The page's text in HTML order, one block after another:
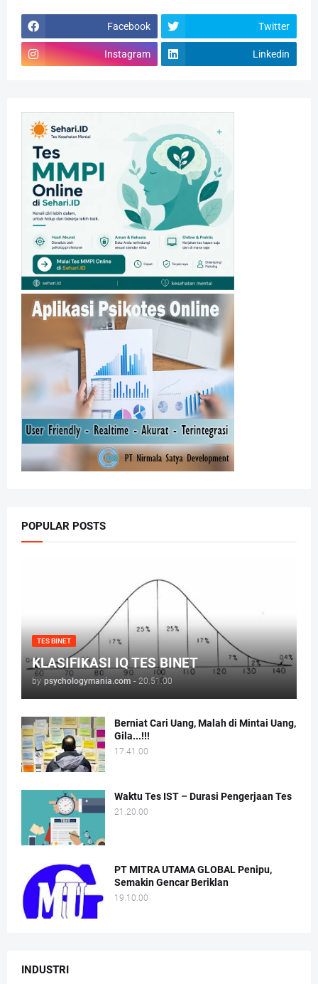
Facebook Twitter
Instagram Linkedin
POPULAR POSTS
TES BINET
KLASIFIKASI IQ TES BINET
by psychologymania.com - 20.51.00
Berniat Cari Uang, Malah di Mintai Uang,
Gila...!!!
17.41.00
Waktu Tes IST – Durasi Pengerjaan Tes
21.20.00
PT MITRA UTAMA GLOBAL Penipu,
Semakin Gencar Beriklan
19.10.00
INDUSTRI